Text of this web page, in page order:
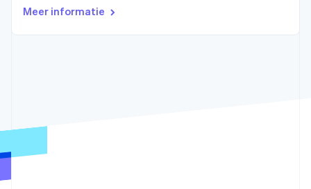
Oprichting van een start-up
CO₂-verwijdering
Media en entertainment
Non-profitorganisaties
Developerblog
Meer informatie